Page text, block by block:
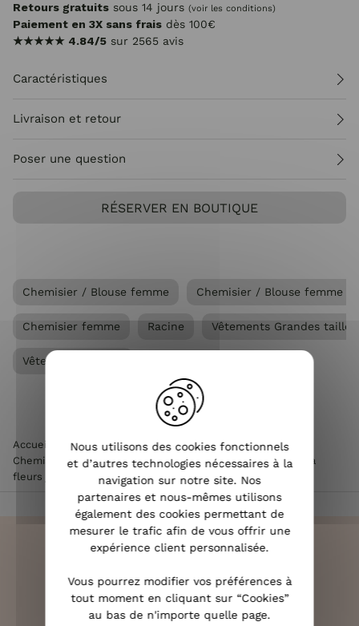
Retours gratuits sous 14 jours (voir les conditions)
Paiement en 3X sans frais dès 100€
★★★★★ 4.84/5 sur 2565 avis
Caractéristiques
Livraison et retour
Poser une question
RÉSERVER EN BOUTIQUE
Chemisier / Blouse femme Chemisier / Blouse femme
Chemisier femme Racine Vêtements Grandes
Vêtements femme
Accueil Vêtements femme >Chemisier / Blouse femme
Chemisier femme >Chemisier femme blanc rayures fuchsia
fleurs jaunes et bleues
LIVRAISON RAPIDE
OFFERTE DÈS 70€
Nous utilisons des cookies fonctionnels
et d’autres technologies nécessaires à la
navigation sur notre site. Nos
partenaires et nous-mêmes utilisons
également des cookies permettant de
mesurer le trafic afin de vous offrir une
expérience client personnalisée.
Vous pourrez modifier vos préférences à
tout moment en cliquant sur “Cookies”
au bas de n'importe quelle page.